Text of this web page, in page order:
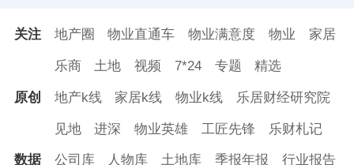
关注 地产圈 物业直通车 物业满意度 物业 家居
乐商 土地 视频 7*24 专题 精选
原创 地产k线 家居k线 物业k线 乐居财经研究院
见地 进深 物业英雄 工匠先锋 乐财札记
数据 公司库 人物库 土地库 季报年报 行业报告